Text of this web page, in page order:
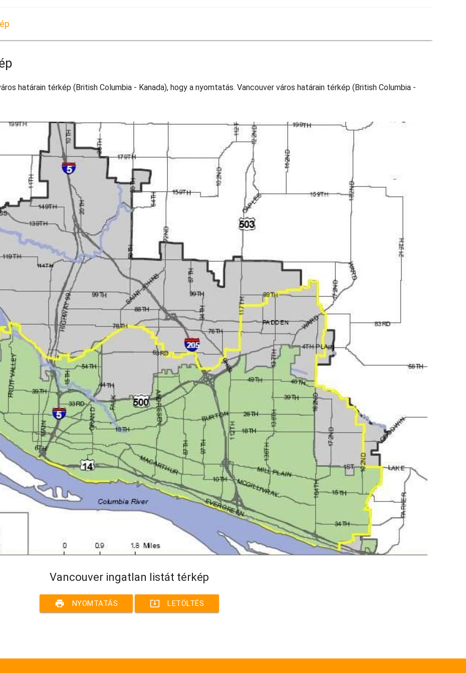
határain térkép (British Columbia - Kanada), hogy a nyomtatás. Vancouver város határain térkép (British Columbia -
Vancouver ingatlan listát térkép
print NYOMTATÁS system_update_alt LETÖLTÉS